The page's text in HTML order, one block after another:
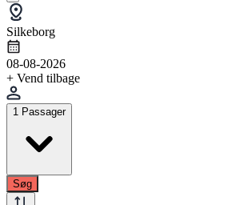
Silkeborg
08-08-2026
+ Vend tilbage
1 Passager
Søg